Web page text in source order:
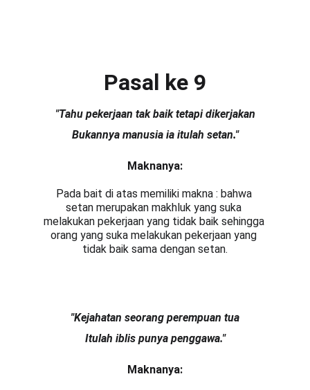
"Tahu pekerjaan tak baik tetapi dikerjakan
Bukannya manusia ia itulah setan."
Pasal ke 9
Pada bait di atas memiliki makna : bahwa
setan merupakan makhluk yang suka
melakukan pekerjaan yang tidak baik sehingga
orang yang suka melakukan pekerjaan yang
tidak baik sama dengan setan.
Maknanya:
"Kejahatan seorang perempuan tua
Itulah iblis punya penggawa."
Maknanya: